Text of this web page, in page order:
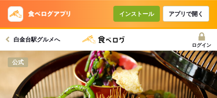
インストール アプリで開く
白金台駅グルメへ
ログイン
公式